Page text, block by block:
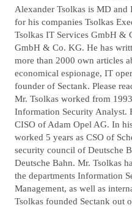
U
T
O
R
Alexander Tsolkas is MD
for his companies Tsolkas
Tsolkas IT Services GmbH &
GmbH & Co. KG. He has
more than 2000 own articles
economical espionage, IT
founder of Sectank. Please
Mr. Tsolkas worked from
Information Security Analyst.
CISO of Adam Opel AG. In
worked 5 years as CSO of
security council of Deutsche
Deutsche Bahn. Mr. Tsolkas
the departments Information
Management, as well as
Tsolkas founded Sectank out